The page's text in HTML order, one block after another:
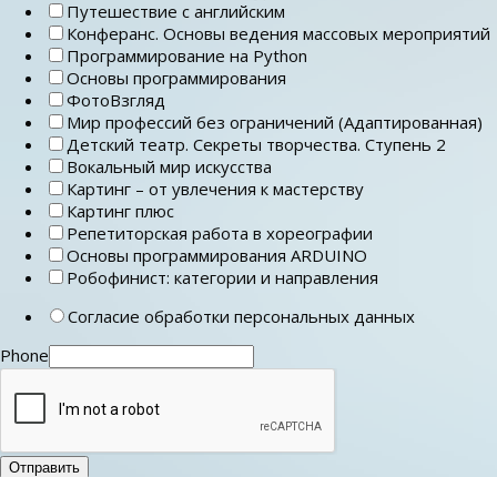
Путешествие с английским
Конферанс. Основы ведения массовых мероприятий
Программирование на Python
Основы программирования
ФотоВзгляд
Мир профессий без ограничений (Адаптированная)
Детский театр. Секреты творчества. Ступень 2
Вокальный мир искусства
Картинг – от увлечения к мастерству
Картинг плюс
Репетиторская работа в хореографии
Основы программирования ARDUINO
Робофинист: категории и направления
Согласие обработки персональных данных
Phone
Отправить